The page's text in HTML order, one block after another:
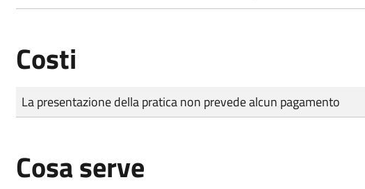
Costi
Tipo di pagamento
Importo
La presentazione della pratica non prevede alcun pagamento
Cosa serve